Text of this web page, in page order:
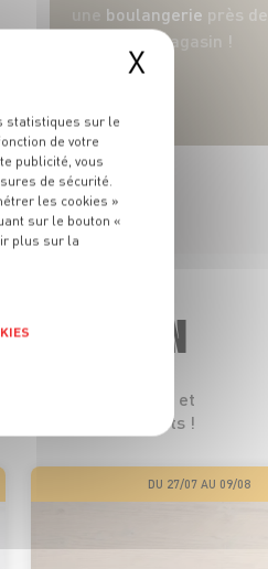
boulangerie près de
votre magasin !
MAGASIN
profiter de leurs prix et
pour tous les goûts !
DU 27/07 AU 09/08
X
statistiques sur le
de votre
publicité, vous
de sécurité.
les cookies »
sur le bouton «
plus sur la